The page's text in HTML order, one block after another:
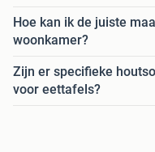
Hoe kan ik de juiste
woonkamer?
Zijn er specifieke
voor eettafels?